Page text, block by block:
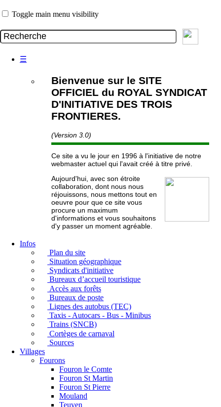
Toggle main menu visibility
☰
Bienvenue sur le SITE
OFFICIEL du ROYAL SYNDICAT
D'INITIATIVE DES TROIS
FRONTIERES.
(Version 3.0)
Ce site a vu le jour en 1996 à l'initiative de notre
webmaster actuel qui l'avait créé à titre privé.
Aujourd'hui, avec son étroite
collaboration, dont nous nous
réjouissons, nous mettons tout en
oeuvre pour que ce site vous
procure un maximum
d'informations et vous souhaitons
d'y passer un moment agréable.
Infos
Plan du site
Situation géographique
Syndicats d'initiative
Bureaux d’accueil touristique
Accès aux forêts
Bureaux de poste
Lignes des autobus (TEC)
Taxis - Autocars - Bus - Minibus
Trains (SNCB)
Cortèges de carnaval
Sources
Villages
Fourons
Fouron le Comte
Fouron St Martin
Fouron St Pierre
Mouland
Teuven